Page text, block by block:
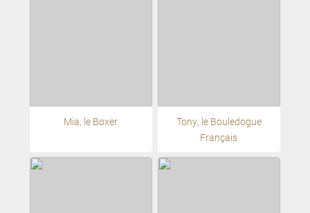
Mia, le Boxer
Tony, le Bouledogue
Français